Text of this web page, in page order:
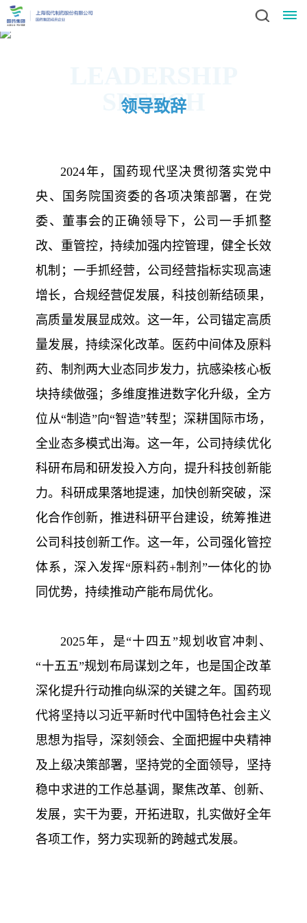
领
导
集
团
简
介
战
略
公
司
所
获
荣
誉
程
新
动
态
业
务
心
产
品
中
心
中
心
任
与
文
化
社
会
责
风
采
建
作
党
建
群
团
工
作
人
聘
信
息
公
SPEECH
领导致辞
2024年，国药现代坚决贯彻落实党中
央、国务院国资委的各项决策部署，在党
委、董事会的正确领导下，公司一手抓整
改、重管控，持续加强内控管理，健全长效
机制；一手抓经营，公司经营指标实现高速
增长，合规经营促发展，科技创新结硕果，
高质量发展显成效。这一年，公司锚定高质
量发展，持续深化改革。医药中间体及原料
药、制剂两大业态同步发力，抗感染核心板
块持续做强；多维度推进数字化升级，全方
位从“制造”向“智造”转型；深耕国际市场，
全业态多模式出海。这一年，公司持续优化
科研布局和研发投入方向，提升科技创新能
力。科研成果落地提速，加快创新突破，深
化合作创新，推进科研平台建设，统筹推进
公司科技创新工作。这一年，公司强化管控
体系，深入发挥“原料药+制剂”一体化的协
同优势，持续推动产能布局优化。
2025年，是“十四五”规划收官冲刺、
“十五五”规划布局谋划之年，也是国企改革
深化提升行动推向纵深的关键之年。国药现
代将坚持以习近平新时代中国特色社会主义
思想为指导，深刻领会、全面把握中央精神
及上级决策部署，坚持党的全面领导，坚持
稳中求进的工作总基调，聚焦改革、创新、
发展，实干为要，开拓进取，扎实做好全年
各项工作，努力实现新的跨越式发展。